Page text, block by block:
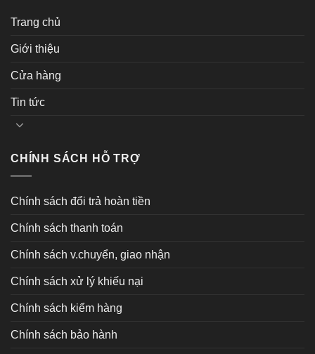
Trang chủ
Giới thiệu
Cửa hàng
Tin tức
CHÍNH SÁCH HỖ TRỢ
Chính sách đổi trả hoàn tiền
Chính sách thanh toán
Chính sách v.chuyển, giao nhận
Chính sách xử lý khiếu nại
Chính sách kiểm hàng
Chính sách bảo hành